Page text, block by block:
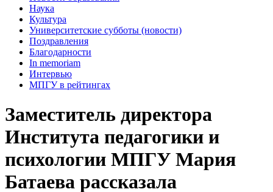
Наука
Культура
Университетские субботы (новости)
Поздравления
Благодарности
In memoriam
Интервью
МПГУ в рейтингах
Заместитель директора
Института педагогики и
психологии МПГУ Мария
Батаева рассказала